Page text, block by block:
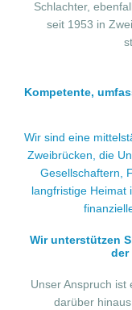
Schlachter,
seit 1953 in
Kompetente,
Wir sind eine
Zweibrücken, die
Gesellschaftern,
langfristige Heimat
Wir unterstützen
der
Unser Anspruch ist
darüber